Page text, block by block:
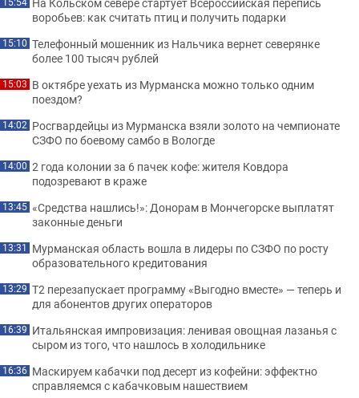
воробьев: как считать птиц и получить подарки
15:10 Телефонный мошенник из Нальчика вернет северянке
более 100 тысяч рублей
15:03 В октябре уехать из Мурманска можно только одним
поездом?
14:02 Росгвардейцы из Мурманска взяли золото на чемпионате
СЗФО по боевому самбо в Вологде
14:00 2 года колонии за 6 пачек кофе: жителя Ковдора
подозревают в краже
13:45 «Средства нашлись!»: Донорам в Мончегорске выплатят
законные деньги
13:31 Мурманская область вошла в лидеры по СЗФО по росту
образовательного кредитования
13:29 Т2 перезапускает программу «Выгодно вместе» — теперь и
для абонентов других операторов
16:39 Итальянская импровизация: ленивая овощная лазанья с
сыром из того, что нашлось в холодильнике
16:36 Маскируем кабачки под десерт из кофейни: эффектно
справляемся с кабачковым нашествием